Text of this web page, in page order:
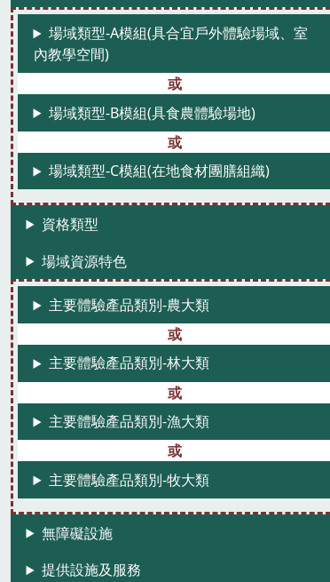
場域類型-A模組(具合宜戶外體驗場域、室
內教學空間)
場域類型-B模組(具食農體驗場地)
場域類型-C模組(在地食材團膳組織)
資格類型
場域資源特色
主要體驗產品類別-農大類
主要體驗產品類別-林大類
主要體驗產品類別-漁大類
主要體驗產品類別-牧大類
無障礙設施
提供設施及服務